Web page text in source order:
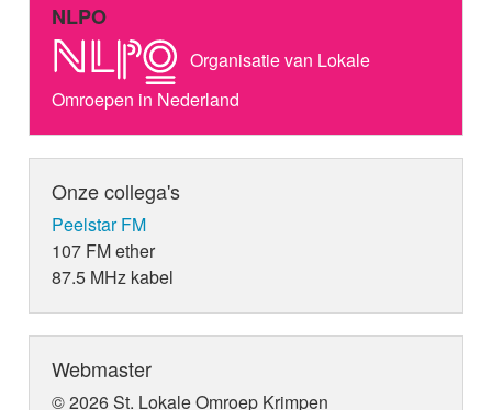
NLPO
Organisatie van Lokale
Omroepen in Nederland
Onze collega's
Peelstar FM
107 FM ether
87.5 MHz kabel
Webmaster
© 2026 St. Lokale Omroep Krimpen